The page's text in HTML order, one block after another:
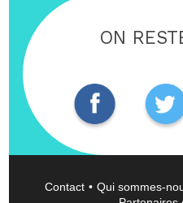
ON
Contact Qui sommes-